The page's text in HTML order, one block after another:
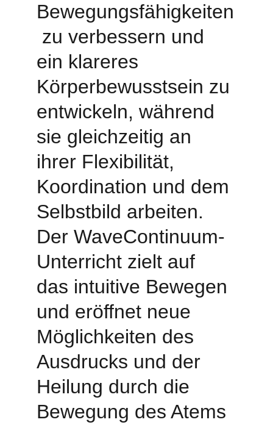
Bewegungsfähigkeiten
zu verbessern und
ein klareres
Körperbewusstsein zu
entwickeln, während
sie gleichzeitig an
ihrer Flexibilität,
Koordination und dem
Selbstbild arbeiten.
Der WaveContinuum-
Unterricht zielt auf
das intuitive Bewegen
und eröffnet neue
Möglichkeiten des
Ausdrucks und der
Heilung durch die
Bewegung des Atems